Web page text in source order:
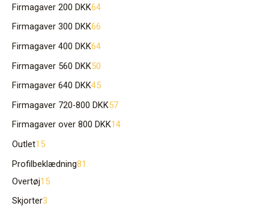
Firmagaver 200 DKK64
Firmagaver 300 DKK66
Firmagaver 400 DKK64
Firmagaver 560 DKK50
Firmagaver 640 DKK45
Firmagaver 720-800 DKK57
Firmagaver over 800 DKK14
Outlet15
Profilbeklædning81
Overtøj15
Skjorter3